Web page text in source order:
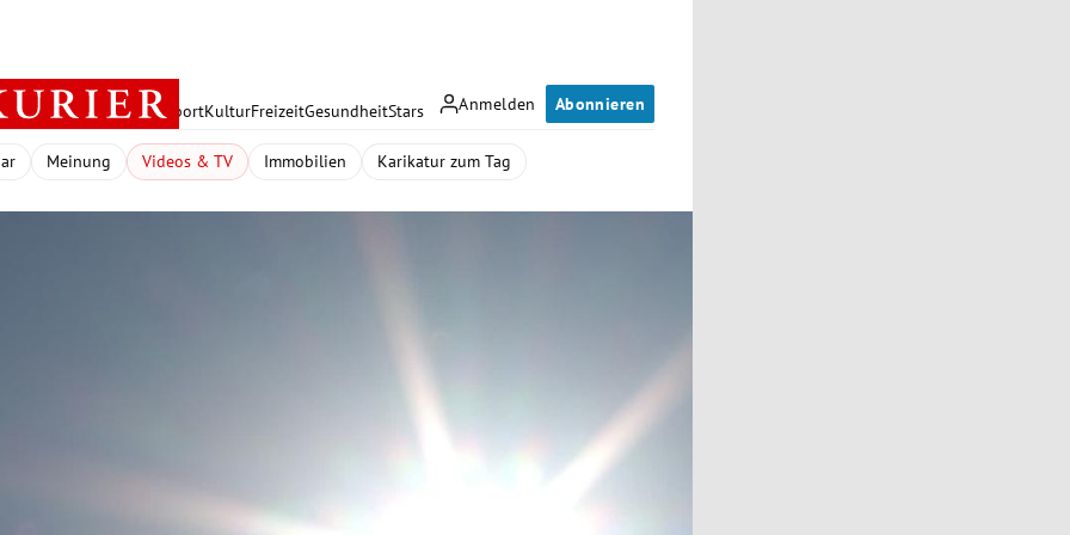
Anmelden Abonnieren
PolitikWirtschaft SportKulturFreizeitGesundheitStars
Meinung Videos & TV Immobilien Karikatur zum Tag